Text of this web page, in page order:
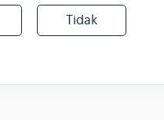
Tidak